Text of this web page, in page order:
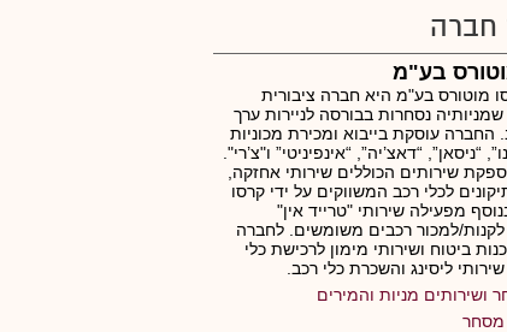
חברה
בע"מ
מוטורס בע"מ היא חברה ציבורית
נסחרות בבורסה לניירות ערך
החברה עוסקת בייבוא ומכירת מכוניות
“ניסאן”, “דאצ’יה”, “אינפיניטי” ו"צ’רי".
שירותים הכוללים שירותי אחזקה,
לכלי רכב המשווקים על ידי קרסו
מפעילה שירותי "טרייד אין"
למכור רכבים משומשים. לחברה
ביטוח ושירותי מימון לרכישת כלי
ליסינג והשכרת כלי רכב.
ושירותים מניות והמירים
מסחר